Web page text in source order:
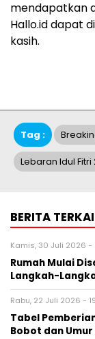
mendapatkan
Hallo.id dapat
kasih.
Tag :
Lebaran Idul Fitri
BERITA
Kamis, 30 Juli 2026 -
Rumah Mulai
Langkah-
Rabu, 22 Juli 2026 -
Tabel
Bobot dan